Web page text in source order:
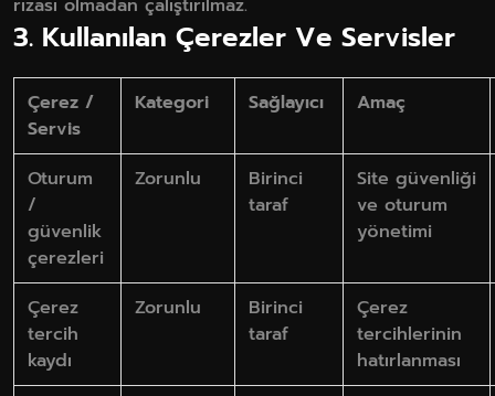
rızası olmadan çalıştırılmaz.
3. Kullanılan Çerezler Ve Servisler
Çerez /
Servis
Kategori Sağlayıcı Amaç
Oturum
/
güvenlik
çerezleri
Zorunlu
Birinci
taraf
Site güvenliği
ve oturum
yönetimi
Çerez
tercih
kaydı
Zorunlu
Birinci
taraf
Çerez
tercihlerinin
hatırlanması